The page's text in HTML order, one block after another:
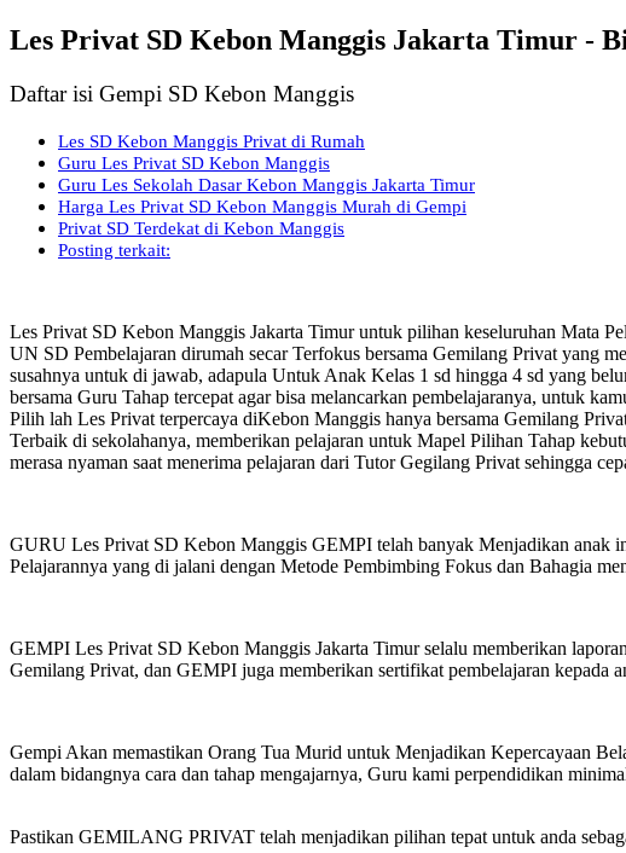
Les Privat SD Kebon Manggis Jakarta Timur -
Daftar isi Gempi SD Kebon Manggis
Les SD Kebon Manggis Privat di Rumah
Guru Les Privat SD Kebon Manggis
Guru Les Sekolah Dasar Kebon Manggis Jakarta Timur
Harga Les Privat SD Kebon Manggis Murah di Gempi
Privat SD Terdekat di Kebon Manggis
Posting terkait:
Les Privat SD Kebon Manggis Jakarta Timur untuk pilihan keseluruhan Mata
UN SD Pembelajaran dirumah secar Terfokus bersama Gemilang Privat yang
susahnya untuk di jawab, adapula Untuk Anak Kelas 1 sd hingga 4 sd yang
bersama Guru Tahap tercepat agar bisa melancarkan pembelajaranya, untuk
Pilih lah Les Privat terpercaya diKebon Manggis hanya bersama Gemilang
Terbaik di sekolahanya, memberikan pelajaran untuk Mapel Pilihan Tahap
merasa nyaman saat menerima pelajaran dari Tutor Gegilang Privat sehingga
GURU Les Privat SD Kebon Manggis GEMPI telah banyak Menjadikan anak
Pelajarannya yang di jalani dengan Metode Pembimbing Fokus dan Bahagia
GEMPI Les Privat SD Kebon Manggis Jakarta Timur selalu memberikan
Gemilang Privat, dan GEMPI juga memberikan sertifikat pembelajaran kepada
Gempi Akan memastikan Orang Tua Murid untuk Menjadikan Kepercayaan
dalam bidangnya cara dan tahap mengajarnya, Guru kami perpendidikan
Pastikan GEMILANG PRIVAT telah menjadikan pilihan tepat untuk anda